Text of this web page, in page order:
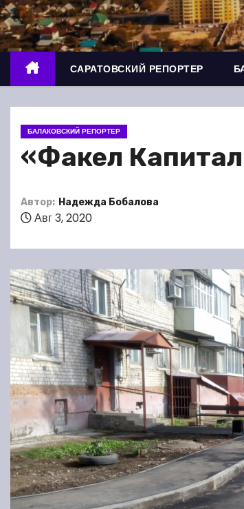
о
м
у
САРАТОВСКИЙ РЕПОРТЕР
БАЛАКОВСКИЙ РЕПОРТЕР
«Факел
Автор: Надежда Бобалова
Авг 3, 2020